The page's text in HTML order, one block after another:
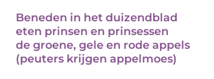
Beneden in het duizendblad
eten prinsen en prinsessen
de groene, gele en rode appels
(peuters krijgen appelmoes)